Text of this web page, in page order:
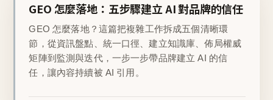
GEO 怎麼落地：五步驟建立 AI 對品牌的信任
GEO 怎麼落地？這篇把複雜工作拆成五個清晰環
節，從資訊盤點、統一口徑、建立知識庫、佈局權威
矩陣到監測與迭代，一步一步帶品牌建立 AI 的信
任，讓內容持續被 AI 引用。